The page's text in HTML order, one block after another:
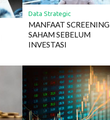
Data Strategic
MANFAAT SCREENING
SAHAM SEBELUM
INVESTASI